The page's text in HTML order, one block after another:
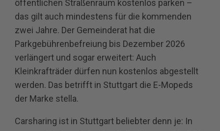
öffentlichen Straßenraum kostenlos parken –
das gilt auch mindestens für die kommenden
zwei Jahre. Der Gemeinderat hat die
Parkgebührenbefreiung bis Dezember 2026
verlängert und sogar erweitert: Auch
Kleinkrafträder dürfen nun kostenlos abgestellt
werden. Das betrifft in Stuttgart die E-Mopeds
der Marke stella.
Carsharing ist in Stuttgart beliebter denn je: In